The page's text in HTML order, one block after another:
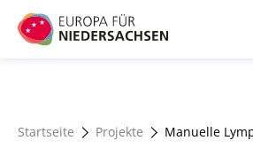
Direkt
zum
Startseite Projekte Manuelle